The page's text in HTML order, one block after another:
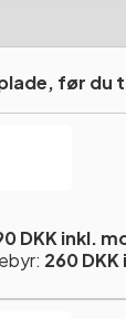
før du
DKK inkl.
260